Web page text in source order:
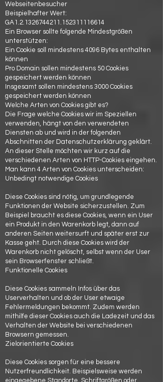
Webseitenbesucher
Beispielhafter Wert:
GA1.2.1326744211.152311116614
Ein Browser sollte folgende Mindestgrößen
unterstützen:
Ein Cookie soll mindestens 4096 Bytes enthalten
können
Pro Domain sollen mindestens 50 Cookies
gespeichert werden können
Insgesamt sollen mindestens 3000 Cookies
gespeichert werden können
Welche Arten von Cookies gibt es?
Die Frage welche Cookies wir im Speziellen
verwenden, hängt von den verwendeten
Diensten ab und wird in der folgenden
Abschnitten der Datenschutzerklärung geklärt.
An dieser Stelle möchten wir kurz auf die
verschiedenen Arten von HTTP-Cookies eingehen.
Man kann 4 Arten von Cookies unterscheiden:
Unbedingt notwendige Cookies
Diese Cookies sind nötig, um grundlegende
Funktionen der Website sicherzustellen. Zum
Beispiel braucht es diese Cookies, wenn ein User
ein Produkt in den Warenkorb legt, dann auf
anderen Seiten weitersurft und später erst zur
Kasse geht. Durch diese Cookies wird der
Warenkorb nicht gelöscht, selbst wenn der User
sein Browserfenster schließt.
Funktionelle Cookies
Diese Cookies sammeln Infos über das
Userverhalten und ob der User etwaige
Fehlermeldungen bekommt. Zudem werden
mithilfe dieser Cookies auch die Ladezeit und das
Verhalten der Website bei verschiedenen
Browsern gemessen.
Zielorientierte Cookies
Diese Cookies sorgen für eine bessere
Nutzerfreundlichkeit. Beispielsweise werden
eingegebene Standorte, Schriftgrößen oder